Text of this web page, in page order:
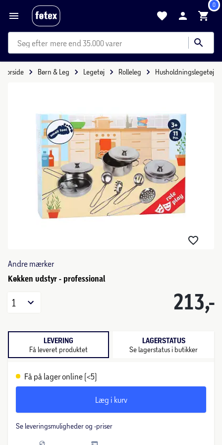
0
mere end 35.000 varer
Forside Børn & Leg Legetøj Rolleleg Husholdningslegetøj
Andre mærker
Køkken udstyr - professional
213,-
1
LEVERING
Få leveret produktet
LAGERSTATUS
Se lagerstatus i butikker
Få på lager online (<5)
Læg i kurv
Se leveringsmuligheder og -priser